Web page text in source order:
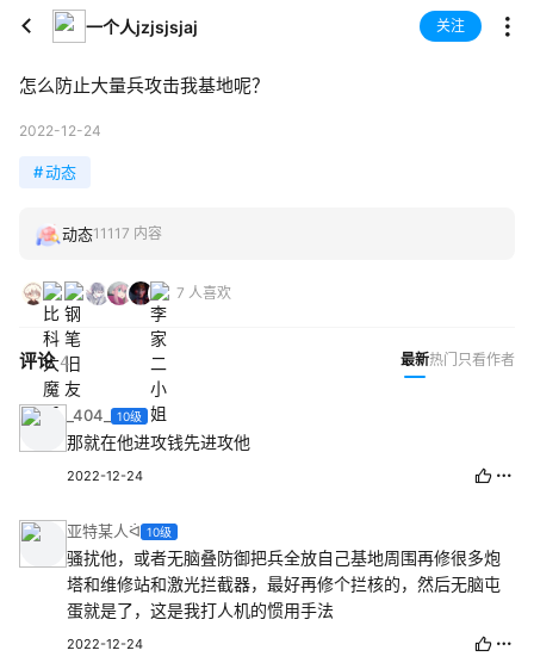
一个人jzjsjsjaj 关注
怎么防止大量兵攻击我基地呢？
2022-12-24
#动态
动态11117 内容
7 人喜欢
评论4 最新热门 只看作者
_404_ 10级
那就在他进攻钱先进攻他
2022-12-24
亚特某人ᐛ 10级
骚扰他，或者无脑叠防御把兵全放自己基地周围再修很多炮
塔和维修站和激光拦截器，最好再修个拦核的，然后无脑屯
蛋就是了，这是我打人机的惯用手法
2022-12-24